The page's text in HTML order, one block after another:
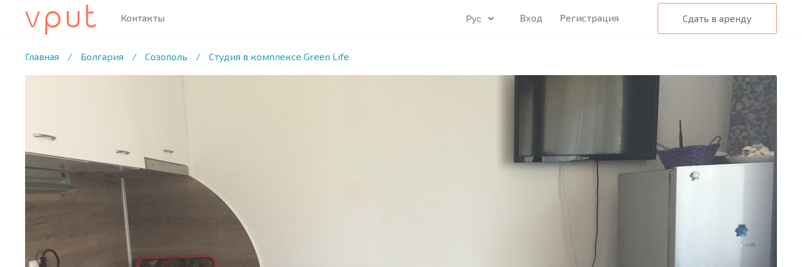
Сдать в аренду
Вход Регистрация
Контакты
Главная / Болгария / Созополь / Студия в комплексе Green Life
1 /11 ФОТО